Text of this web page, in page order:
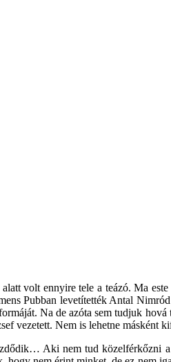
volt ennyire tele a teázó. Ma
Pubban levetítették Antal
Na de azóta sem tudjuk
vezetett. Nem is lehetne másként
Aki nem tud